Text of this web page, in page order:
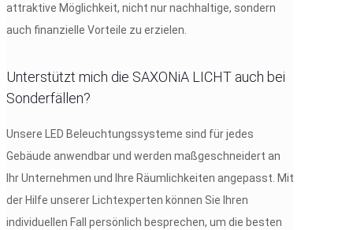
attraktive Möglichkeit, nicht nur nachhaltige, sondern
auch finanzielle Vorteile zu erzielen.
Unterstützt mich die SAXONiA LICHT auch bei
Sonderfällen?
Unsere LED Beleuchtungssysteme sind für jedes
Gebäude anwendbar und werden maßgeschneidert an
Ihr Unternehmen und Ihre Räumlichkeiten angepasst. Mit
der Hilfe unserer Lichtexperten können Sie Ihren
individuellen Fall persönlich besprechen, um die besten